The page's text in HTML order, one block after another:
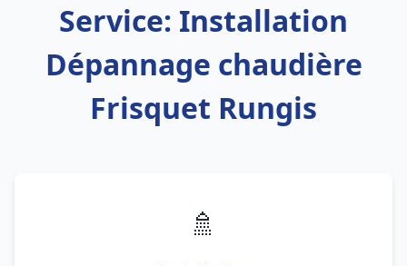
Service: Installation
Dépannage chaudière
Frisquet Rungis
🚿